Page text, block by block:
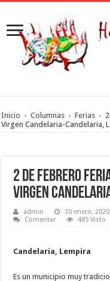
Inicio - Columnas - Ferias -
Virgen Candelaria-Candelaria,
2 De febrero
Virgen
admin 30 enero, 2020
Comentar
485 Visto
Candelaria, Lempira
Es un municipio muy